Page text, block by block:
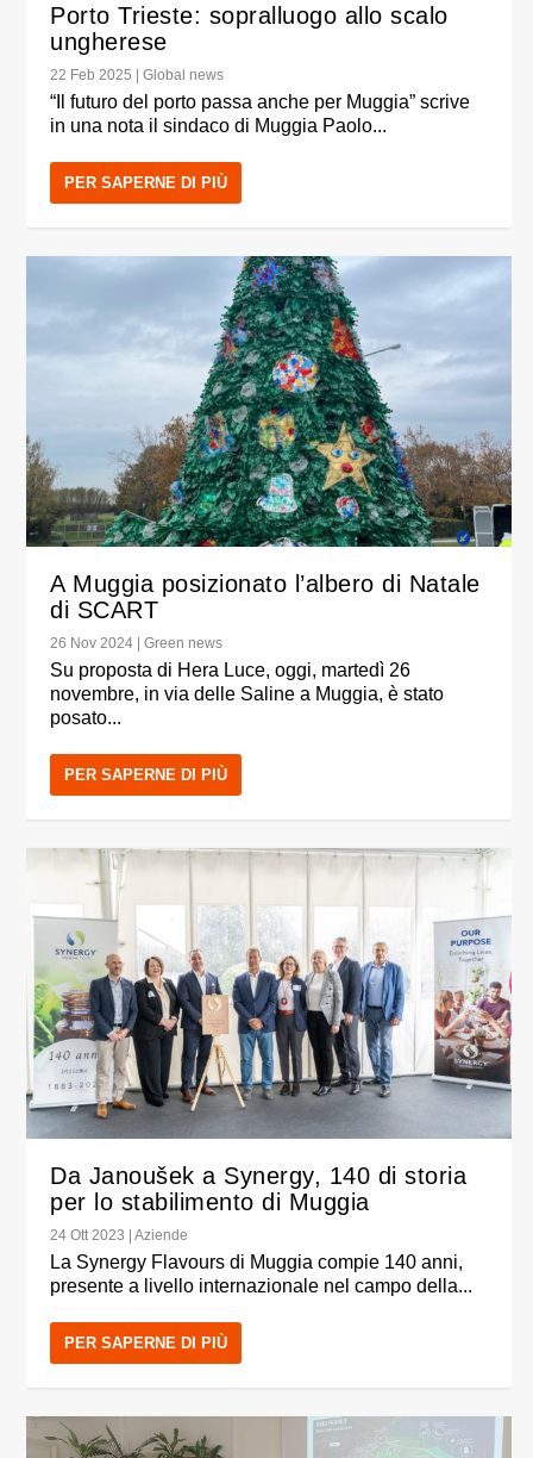
Porto Trieste: sopralluogo allo scalo
ungherese
22 Feb 2025 |Global news
“Il futuro del porto passa anche per Muggia” scrive
in una nota il sindaco di Muggia Paolo...
PER SAPERNE DI PIÙ
A Muggia posizionato l’albero di Natale
di SCART
26 Nov 2024 |Green news
Su proposta di Hera Luce, oggi, martedì 26
novembre, in via delle Saline a Muggia, è stato
posato...
PER SAPERNE DI PIÙ
Da Janoušek a Synergy, 140 di storia
per lo stabilimento di Muggia
24 Ott 2023 |Aziende
La Synergy Flavours di Muggia compie 140 anni,
presente a livello internazionale nel campo della...
PER SAPERNE DI PIÙ